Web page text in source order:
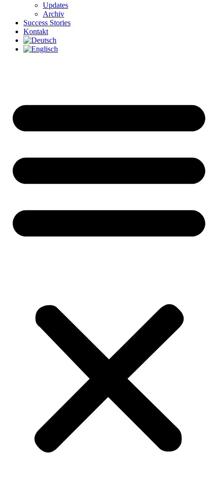
Updates
Archiv
Success Stories
Kontakt